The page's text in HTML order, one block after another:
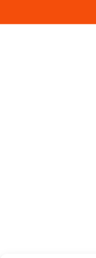
Skup aut